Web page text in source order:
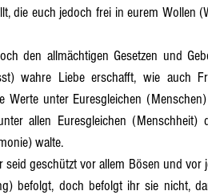
die euch jedoch frei in eurem Wollen
wahre Liebe erschafft, wie auch
Werte unter Euresgleichen
allen Euresgleichen
walte.
befolgt, doch befolgt ihr sie nicht,